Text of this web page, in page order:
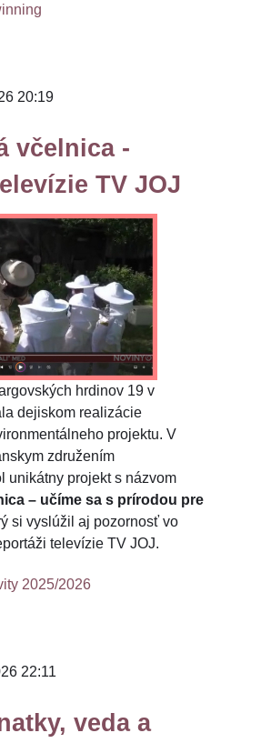
20:19
včelnica -
TV JOJ
hrdinov 19 v
dejiskom realizácie
projektu. V
združením
unikátny projekt s názvom
– učíme sa s prírodou pre
si vyslúžil aj pozornosť vo
televízie TV JOJ.
2025/2026
22:11
veda a